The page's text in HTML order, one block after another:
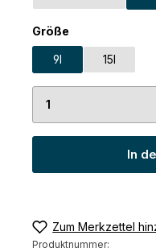
Größeauswählen
9l 15l
Produkt Anzahl:
In
Zum Merkzettel
Produktnummer: